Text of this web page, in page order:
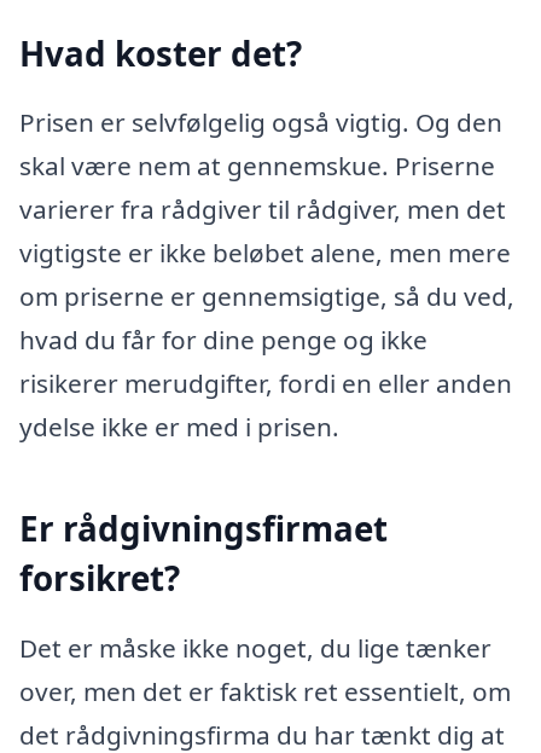
Hvad koster det?
Prisen er selvfølgelig også vigtig. Og den
skal være nem at gennemskue. Priserne
varierer fra rådgiver til rådgiver, men det
vigtigste er ikke beløbet alene, men mere
om priserne er gennemsigtige, så du ved,
hvad du får for dine penge og ikke
risikerer merudgifter, fordi en eller anden
ydelse ikke er med i prisen.
Er rådgivningsfirmaet
forsikret?
Det er måske ikke noget, du lige tænker
over, men det er faktisk ret essentielt, om
det rådgivningsfirma du har tænkt dig at